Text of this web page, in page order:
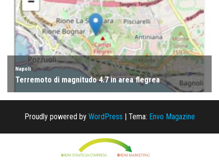
Proudly powered by WordPress | Tema: Envo Magazine